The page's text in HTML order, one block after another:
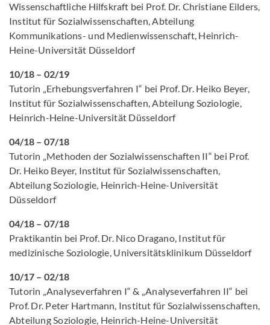
Wissenschaftliche Hilfskraft bei Prof. Dr. Christiane Eilders,
Institut für Sozialwissenschaften, Abteilung
Kommunikations- und Medienwissenschaft, Heinrich-
Heine-Universität Düsseldorf
10/18 – 02/19
Tutorin „Erhebungsverfahren I“ bei Prof. Dr. Heiko Beyer,
Institut für Sozialwissenschaften, Abteilung Soziologie,
Heinrich-Heine-Universität Düsseldorf
04/18 – 07/18
Tutorin „Methoden der Sozialwissenschaften II“ bei Prof.
Dr. Heiko Beyer, Institut für Sozialwissenschaften,
Abteilung Soziologie, Heinrich-Heine-Universität
Düsseldorf
04/18 – 07/18
Praktikantin bei Prof. Dr. Nico Dragano, Institut für
medizinische Soziologie, Universitätsklinikum Düsseldorf
10/17 – 02/18
Tutorin „Analyseverfahren I“ & „Analyseverfahren II“ bei
Prof. Dr. Peter Hartmann, Institut für Sozialwissenschaften,
Abteilung Soziologie, Heinrich-Heine-Universität